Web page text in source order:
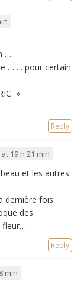
….
……. pour certain
»
Reply
19 h 21 min
et les autres
dernière fois
des
fleur….
Reply
min